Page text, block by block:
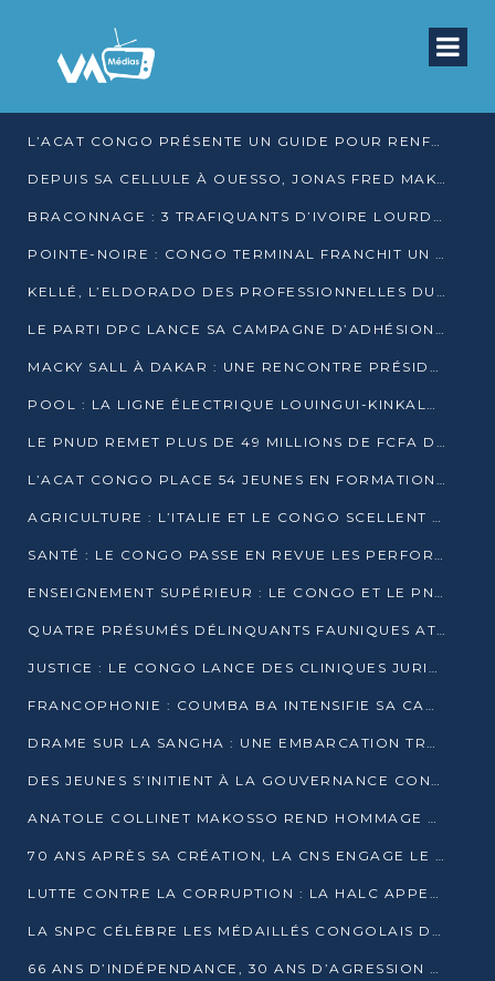
L’ACAT CONGO PRÉSENTE UN GUIDE POUR RENFORCER LES GARANTIES JUDICIAIRES EN GARDE À VUE
DEPUIS SA CELLULE À OUESSO, JONAS FRED MAKITA DÉNONCE CE QU’IL QUALIFIE DE DÉNI DE JUSTICE
BRACONNAGE : 3 TRAFIQUANTS D’IVOIRE LOURDEMENT CONDAMNÉS À DJAMBALA
POINTE-NOIRE : CONGO TERMINAL FRANCHIT UN CAP HISTORIQUE AVEC 99 MOUVEMENTS/HEURE
KELLÉ, L’ELDORADO DES PROFESSIONNELLES DU SEXE
LE PARTI DPC LANCE SA CAMPAGNE D’ADHÉSIONS ET VEUT STRUCTURER SA PRÉSENCE DANS LES 15 DÉPARTEMENTS
MACKY SALL À DAKAR : UNE RENCONTRE PRÉSIDENTIELLE QUI DIVISE L’OPINION SÉNÉGALAISE
POOL : LA LIGNE ÉLECTRIQUE LOUINGUI-KINKALA-BOKO MISE EN SERVICE
LE PNUD REMET PLUS DE 49 MILLIONS DE FCFA D’ÉQUIPEMENTS POUR ACCÉLÉRER LA NUMÉRISATION DU SYSTÈME DE SANTÉ
L’ACAT CONGO PLACE 54 JEUNES EN FORMATION PROFESSIONNELLE
AGRICULTURE : L’ITALIE ET LE CONGO SCELLENT UN PARTENARIAT POUR UNE PRODUCTION LOCALE DURABLE
SANTÉ : LE CONGO PASSE EN REVUE LES PERFORMANCES DE SES HÔPITAUX À MI-PARCOURS
ENSEIGNEMENT SUPÉRIEUR : LE CONGO ET LE PNUD VEULENT RAPPROCHER LA FORMATION UNIVERSITAIRE DES BESOINS DU MARCHÉ DE L’EMPLOI
QUATRE PRÉSUMÉS DÉLINQUANTS FAUNIQUES ATTENDUS DEVANT LA JUSTICE POUR TRAFIC D’IVOIRE
JUSTICE : LE CONGO LANCE DES CLINIQUES JURIDIQUES POUR RAPPROCHER LE DROIT DES CITOYENS
FRANCOPHONIE : COUMBA BA INTENSIFIE SA CAMPAGNE POUR LA SUCCESSION À LA TÊTE DE L’OIF
DRAME SUR LA SANGHA : UNE EMBARCATION TRANSPORTANT DES FIDÈLES DE « NZAMBÉ YA L’HUILE » FAIT NAUFRAGE À OUESSO
DES JEUNES S’INITIENT À LA GOUVERNANCE CONTINENTALE À BRAZZAVILLE
ANATOLE COLLINET MAKOSSO REND HOMMAGE À JEAN-PAUL PIGASSE
70 ANS APRÈS SA CRÉATION, LA CNS ENGAGE LE VIRAGE DE LA DIGITALISATION
LUTTE CONTRE LA CORRUPTION : LA HALC APPELLE À PASSER DES DISCOURS AUX ACTES
LA SNPC CÉLÈBRE LES MÉDAILLÉS CONGOLAIS DES OLYMPIADES PANAFRICAINES DE MATHÉMATIQUES 2026
66 ANS D’INDÉPENDANCE, 30 ANS D’AGRESSION RWANDAISE : 4 PRÉSIDENCES, UN ÉCHEC COLLECTIF